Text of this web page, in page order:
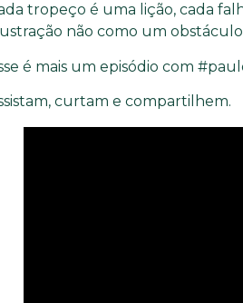
tropeço é uma lição, cada
não como um
é mais um episódio com
curtam e compartilhem.